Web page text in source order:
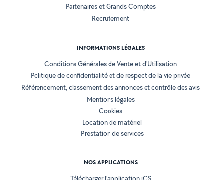
Partenaires et Grands Comptes
Recrutement
INFORMATIONS LÉGALES
Conditions Générales de Vente et d'Utilisation
Politique de confidentialité et de respect de la vie privée
Référencement, classement des annonces et contrôle des avis
Mentions légales
Cookies
Location de matériel
Prestation de services
NOS APPLICATIONS
Télécharger l’application iOS